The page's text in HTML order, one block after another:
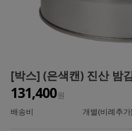
[박스] (은색캔) 진산 밤
131,400원
배송비
개별(비례추가)